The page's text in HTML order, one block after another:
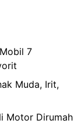
7
Muda, Irit,
Motor Dirumah